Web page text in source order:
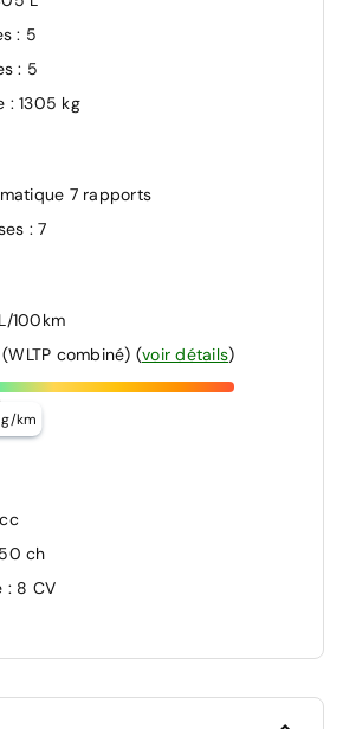
: 5
: 5
: 1305 kg
7 rapports
: 7
100km
combiné) (voir détails)
km
ch
: 8 CV